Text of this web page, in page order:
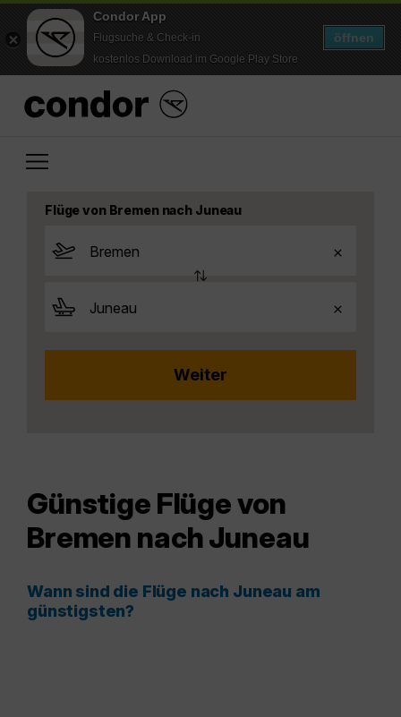
Condor App
Flugsuche & Check-in
kostenlos Download im Google Play Store
öffnen
Flüge von Bremen nach Juneau
Günstige Flüge von
Bremen nach Juneau
Wann sind die Flüge nach Juneau am
günstigsten?